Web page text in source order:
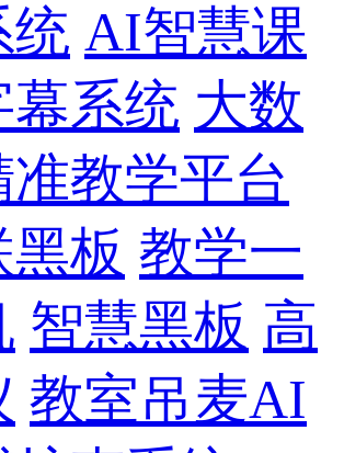
统 AI智慧课
幕系统 大数
教学平台
板 教学一
智慧黑板 高
教室吊麦AI